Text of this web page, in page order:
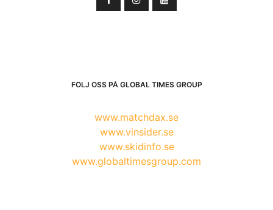
FÖLJ OSS PÅ GLOBAL TIMES GROUP
www.matchdax.se
www.vinsider.se
www.skidinfo.se
www.globaltimesgroup.com